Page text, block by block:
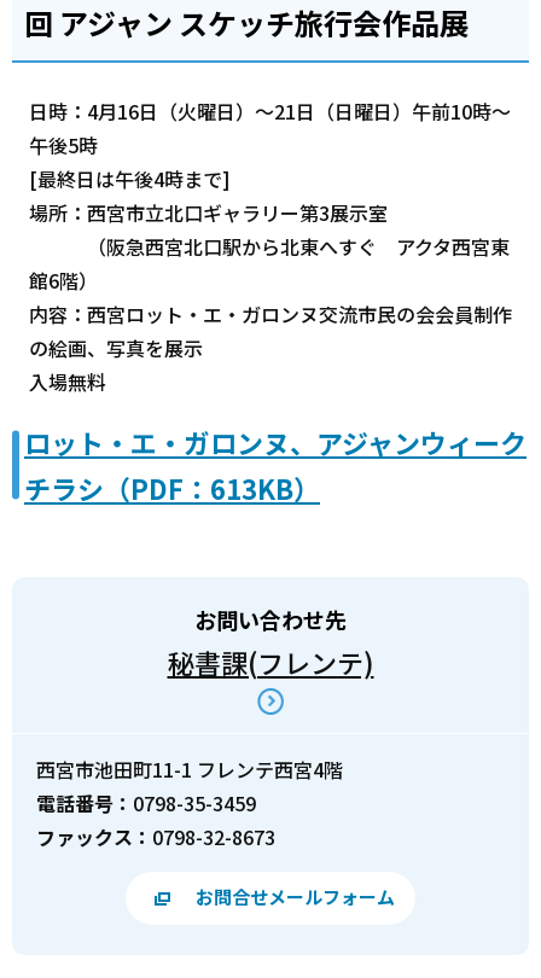
回 アジャン スケッチ旅行会作品展
日時：4月16日（火曜日）～21日（日曜日）午前10時～
午後5時
[最終日は午後4時まで]
場所：西宮市立北口ギャラリー第3展示室
（阪急西宮北口駅から北東へすぐ アクタ西宮東
館6階）
内容：西宮ロット・エ・ガロンヌ交流市民の会会員制作
の絵画、写真を展示
入場無料
ロット・エ・ガロンヌ、アジャンウィーク
チラシ（PDF：613KB）
お問い合わせ先
秘書課(フレンテ)
西宮市池田町11-1 フレンテ西宮4階
電話番号： 0798-35-3459
ファックス： 0798-32-8673
お問合せメールフォーム